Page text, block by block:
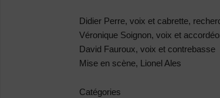
Didier Perre, voix et cabrette,
Véronique Soignon, voix et
David Fauroux, voix et contrebasse
Mise en scène, Lionel Ales
Catégories